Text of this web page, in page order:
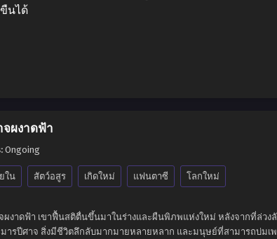
นได้
จผงาดฟ้า
Ongoing
ใน สัตว์อสูร เกิดใหม่ แฟนตาซี โลกใหม่
ผงาดฟ้า เขาฟื้นสติตื่นขึ้นมาในร่างและผืนพิภพแห่งใหม่ หลังจากที่ล่ว
มารปีศาจ สิ่งมีชีวิตลึกลับมากมายหลายหลาก และมนุษย์ที่สามารถบ่ม